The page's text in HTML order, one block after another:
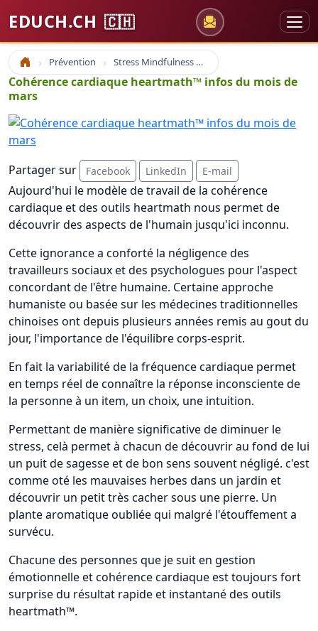
EDUCH.CH 🇨🇭
Accueil Prévention Stress Mindfulness et Cohérence cardiaque
Cohérence cardiaque heartmath™ infos du mois de
mars
Partager sur Facebook LinkedIn E-mail
Aujourd'hui le modèle de travail de la cohérence
cardiaque et des outils heartmath nous permet de
découvrir des aspects de l'humain jusqu'ici inconnu.
Cette ignorance a conforté la négligence des
travailleurs sociaux et des psychologues pour l'aspect
concordant de l'être humaine. Certaine approche
humaniste ou basée sur les médecines traditionnelles
chinoises ont depuis plusieurs années remis au gout du
jour, l'importance de l'équilibre corps-esprit.
En fait la variabilité de la fréquence cardiaque permet
en temps réel de connaître la réponse inconsciente de
la personne à un item, un choix, une intuition.
Permettant de manière significative de diminuer le
stress, celà permet à chacun de découvrir au fond de lui
un puit de sagesse et de bon sens souvent négligé. c'est
comme oté les mauvaises herbes dans un jardin et
découvrir un petit très cacher sous une pierre. Un
plante aromatique oubliée qui malgré l'étouffement a
survécu.
Chacune des personnes que je suit en gestion
émotionnelle et cohérence cardiaque est toujours fort
surprise du résultat rapide et instantané des outils
heartmath™.